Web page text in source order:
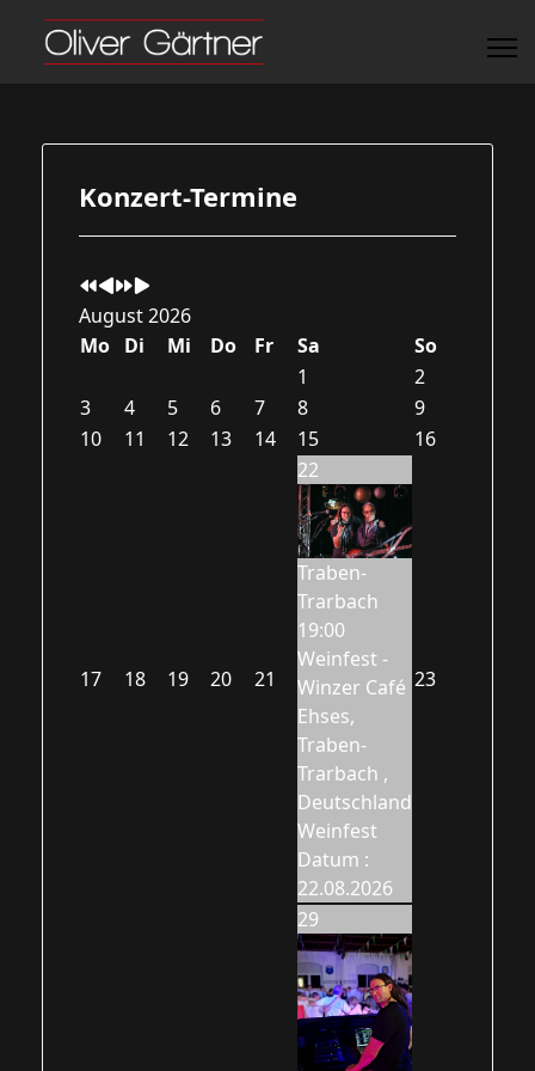
Konzert-Termine
JahrMonat
JahrMonat
August 2026
Mo Di Mi Do Fr Sa
So
1
2
3
4 5 6 7 8
9
10
11 12 13 14 15 16
17 18 19 20 21
22
Traben-
Trarbach
19:00
Weinfest -
Winzer Café
Ehses,
Traben-
Trarbach ,
Deutschland
Weinfest
Datum :
22.08.2026
23
29